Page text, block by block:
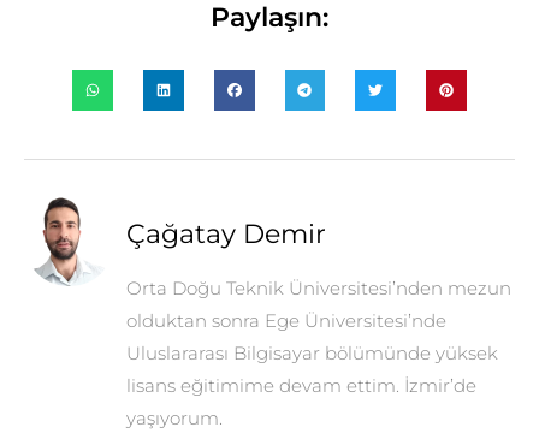
Paylaşın:
Çağatay Demir
Orta Doğu Teknik Üniversitesi’nden mezun
olduktan sonra Ege Üniversitesi’nde
Uluslararası Bilgisayar bölümünde yüksek
lisans eğitimime devam ettim. İzmir’de
yaşıyorum.